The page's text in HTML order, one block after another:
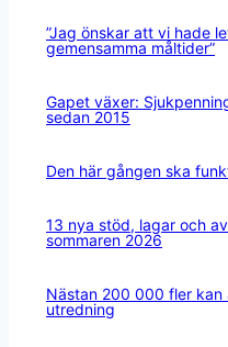
”Jag önskar att vi hade
gemensamma måltider”
Gapet växer:
sedan 2015
Den här gången ska
13 nya stöd, lagar och
sommaren 2026
Nästan 200 000 fler kan
utredning